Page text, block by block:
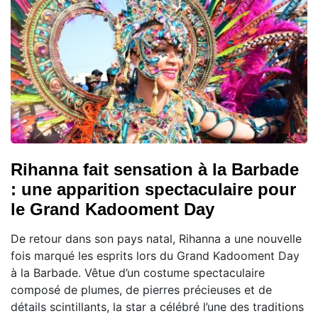
Rihanna fait sensation à la Barbade
: une apparition spectaculaire pour
le Grand Kadooment Day
De retour dans son pays natal, Rihanna a une nouvelle
fois marqué les esprits lors du Grand Kadooment Day
à la Barbade. Vêtue d’un costume spectaculaire
composé de plumes, de pierres précieuses et de
détails scintillants, la star a célébré l’une des traditions